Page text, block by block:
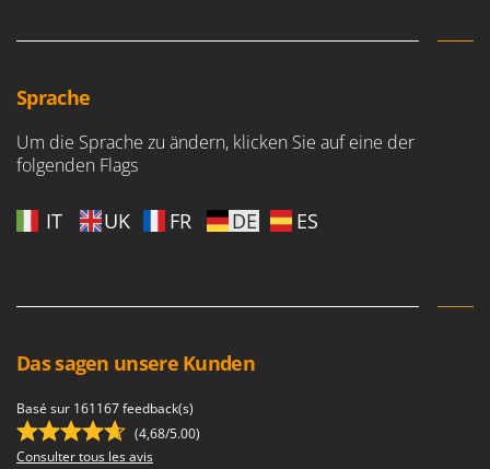
Sprache
Um die Sprache zu ändern, klicken Sie auf eine der
folgenden Flags
IT UK FR DE ES
Das sagen unsere Kunden
Basé sur 161167 feedback(s)
(4,68/5.00)
Consulter tous les avis